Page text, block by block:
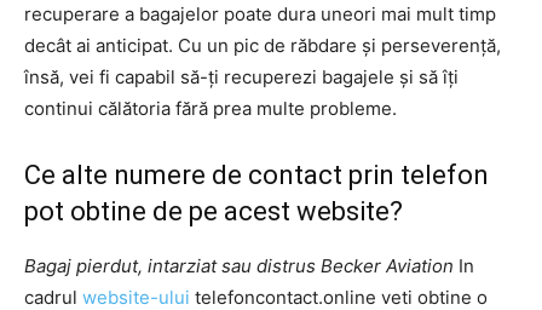
recuperare a bagajelor poate dura uneori mai mult timp
decât ai anticipat. Cu un pic de răbdare și perseverență,
însă, vei fi capabil să-ți recuperezi bagajele și să îți
continui călătoria fără prea multe probleme.
Ce alte numere de contact prin telefon
pot obtine de pe acest website?
Bagaj pierdut, intarziat sau distrus Becker Aviation In
cadrul website-ului telefoncontact.online veti obtine o